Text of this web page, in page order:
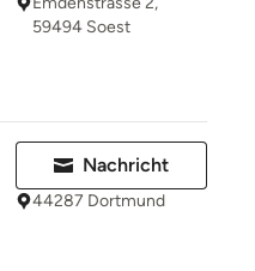
59494 Soest
Nachricht
44287 Dortmund